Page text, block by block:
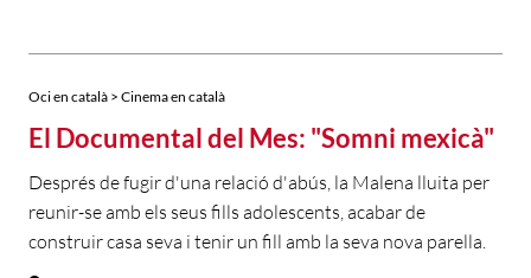
Oci en català > Cinema en català
El Documental del Mes: "Somni mexicà"
Després de fugir d'una relació d'abús, la Malena lluita per
reunir-se amb els seus fills adolescents, acabar de
construir casa seva i tenir un fill amb la seva nova parella.